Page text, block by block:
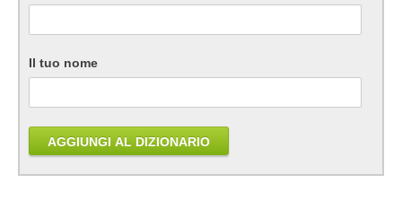
Il tuo nome
AGGIUNGI AL DIZIONARIO